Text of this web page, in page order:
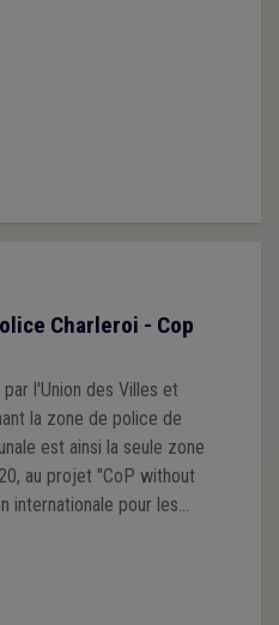
Charleroi - Cop
l'Union des Villes et
la zone de police de
est ainsi la seule zone
au projet "CoP without
internationale pour les